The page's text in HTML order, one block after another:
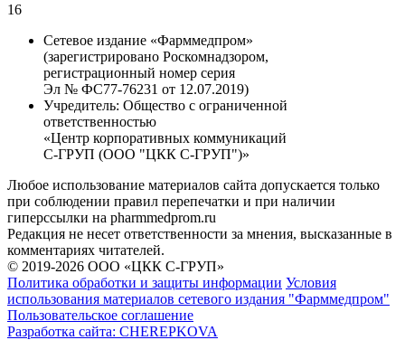
16
Сетевое издание «Фарммедпром»
(зарегистрировано Роскомнадзором,
регистрационный номер серия
Эл № ФС77-76231 от 12.07.2019)
Учредитель: Общество с ограниченной
ответственностью
«Центр корпоративных коммуникаций
С-ГРУП (ООО "ЦКК С-ГРУП")»
Любое использование материалов сайта допускается только
при соблюдении правил перепечатки и при наличии
гиперссылки на pharmmedprom.ru
Редакция не несет ответственности за мнения, высказанные в
комментариях читателей.
© 2019-2026 ООО «ЦКК С-ГРУП»
Политика обработки и защиты информации Условия
использования материалов сетевого издания "Фарммедпром"
Пользовательское соглашение
Разработка сайта: CHEREPKOVA